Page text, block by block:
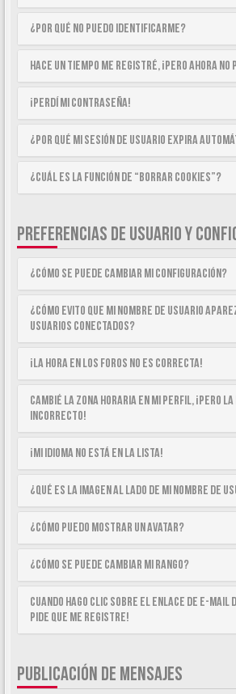
¿Por qué no puedo identificarme?
Hace un tiempo me registré, ¡pero ahora no
¡Perdí mi contraseña!
¿Por qué mi sesión de usuario expira
¿Cuál es la función de “Borrar cookies”?
PREFERENCIAS DE USUARIO Y
¿Cómo se puede cambiar mi configuración?
¿Cómo evito que mi nombre de usuario
usuarios conectados?
¡La hora en los foros no es correcta!
Cambié la zona horaria en mi perfil, ¡pero
incorrecto!
¡Mi idioma no está en la lista!
¿Qué es la imagen al lado de mi nombre de
¿Cómo puedo mostrar un avatar?
¿Cómo se puede cambiar mi rango?
Cuando hago clic sobre el enlace de e-mail
pide que me registre!
PUBLICACIÓN DE MENSAJES